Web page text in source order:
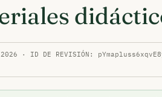
· ID DE REVISIÓN: